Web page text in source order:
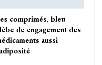
comprimés, bleu
de engagement des
aussi